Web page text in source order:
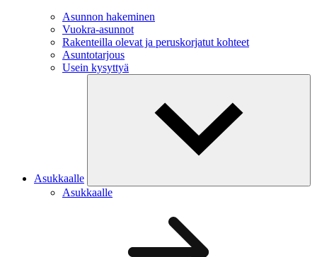
Asunnon hakeminen
Vuokra-asunnot
Rakenteilla olevat ja peruskorjatut kohteet
Asuntotarjous
Usein kysyttyä
Asukkaalle
Asukkaalle